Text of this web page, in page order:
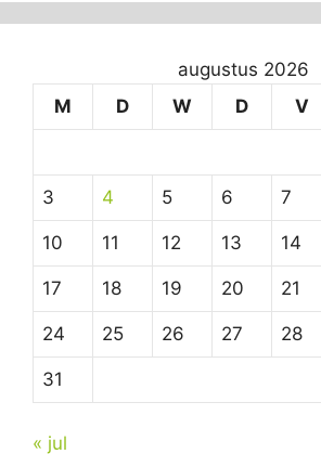
augustus 2026
M
D W D V
3 4 5 6 7
10 11 12 13 14
17 18 19 20 21
24 25 26 27 28
31
« jul